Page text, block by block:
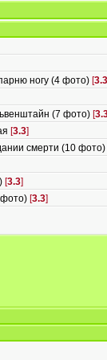
ногу (4 фото) [3.3
(7 фото) [
[3.3]
смерти (10 фото)
[3.3]
[3.3]